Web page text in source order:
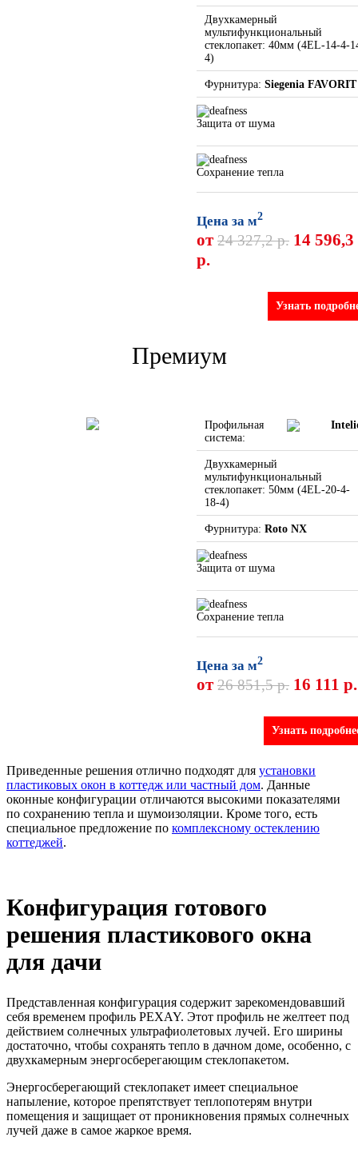
Двухкамерный
мультифункциональный
стеклопакет: 40мм (4EL-14-4-
4)
Фурнитура: Siegenia FAVORIT
Защита от шума
Сохранение тепла
Цена за м2
от 24 327,2 р. 14 596,3
р.
Узнать
Премиум
Профильная
система:
Двухкамерный
мультифункциональный
стеклопакет: 50мм (4EL-20-4-
18-4)
Фурнитура: Roto NX
Защита от шума
Сохранение тепла
Цена за м2
от 26 851,5 р. 16 111 р.
Узнать
Приведенные решения отлично подходят для установки
пластиковых окон в коттедж или частный дом. Данные
оконные конфигурации отличаются высокими показателями
по сохранению тепла и шумоизоляции. Кроме того, есть
специальное предложение по комплексному остеклению
коттеджей.
Конфигурация готового
решения пластикового окна
для дачи
Представленная конфигурация содержит зарекомендовавший
себя временем профиль PEXAY. Этот профиль не желтеет под
действием солнечных ультрафиолетовых лучей. Его ширины
достаточно, чтобы сохранять тепло в дачном доме, особенно, с
двухкамерным энергосберегающим стеклопакетом.
Энергосберегающий стеклопакет имеет специальное
напыление, которое препятствует теплопотерям внутри
помещения и защищает от проникновения прямых солнечных
лучей даже в самое жаркое время.